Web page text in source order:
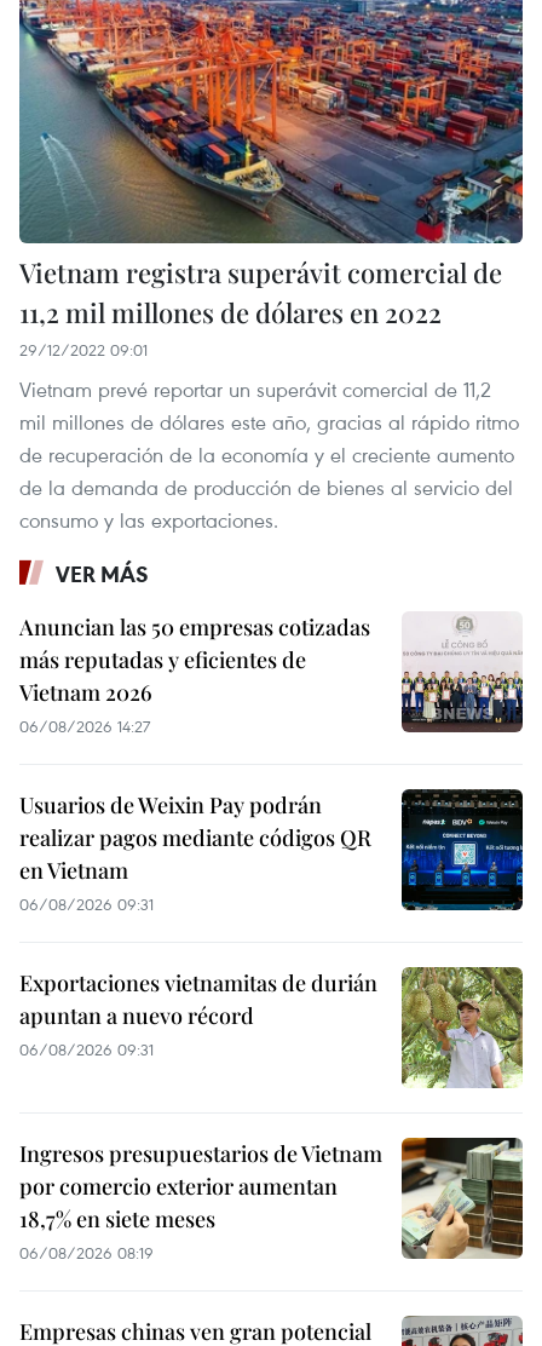
Vietnam registra superávit comercial de
11,2 mil millones de dólares en 2022
29/12/2022 09:01
Vietnam prevé reportar un superávit comercial de 11,2
mil millones de dólares este año, gracias al rápido ritmo
de recuperación de la economía y el creciente aumento
de la demanda de producción de bienes al servicio del
consumo y las exportaciones.
VER MÁS
Anuncian las 50 empresas cotizadas
más reputadas y eficientes de
Vietnam 2026
06/08/2026 14:27
Usuarios de Weixin Pay podrán
realizar pagos mediante códigos QR
en Vietnam
06/08/2026 09:31
Exportaciones vietnamitas de durián
apuntan a nuevo récord
06/08/2026 09:31
Ingresos presupuestarios de Vietnam
por comercio exterior aumentan
18,7% en siete meses
06/08/2026 08:19
Empresas chinas ven gran potencial